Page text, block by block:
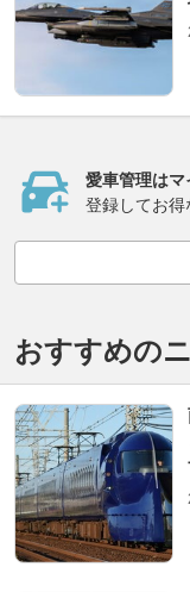
愛車管理はマ
登録してお得
おすすめの